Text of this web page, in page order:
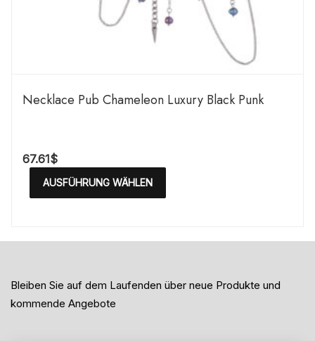
Necklace Pub Chameleon Luxury Black Punk
67.61$
AUSFÜHRUNG WÄHLEN
Bleiben Sie auf dem Laufenden über neue Produkte und
kommende Angebote